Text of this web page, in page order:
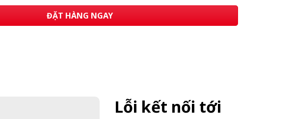
ĐẶT HÀNG NGAY
Lỗi kết nối tới